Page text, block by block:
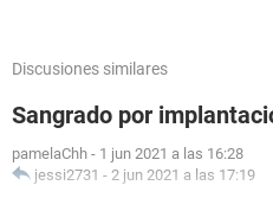
Discusiones similares
Sangrado por
pamelaChh - 1 jun 2021 a las 16:28
jessi2731 - 2 jun 2021 a las 17:19